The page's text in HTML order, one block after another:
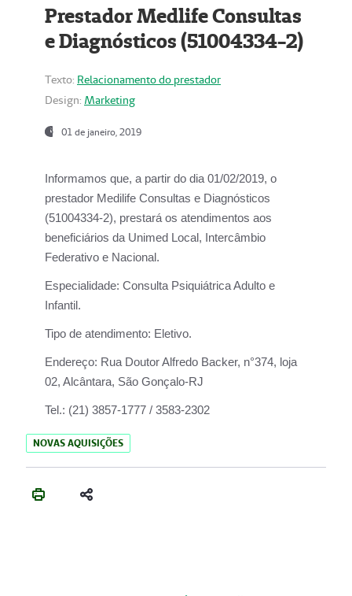
Prestador Medlife Consultas
e Diagnósticos (51004334-2)
Texto: Relacionamento do prestador
Design: Marketing
01 de janeiro, 2019
Informamos que, a partir do dia 01/02/2019, o
prestador Medilife Consultas e Diagnósticos
(51004334-2), prestará os atendimentos aos
beneficiários da Unimed Local, Intercâmbio
Federativo e Nacional.
Especialidade: Consulta Psiquiátrica Adulto e
Infantil.
Tipo de atendimento: Eletivo.
Endereço: Rua Doutor Alfredo Backer, n°374, loja
02, Alcântara, São Gonçalo-RJ
Tel.: (21) 3857-1777 / 3583-2302
NOVAS AQUISIÇÕES